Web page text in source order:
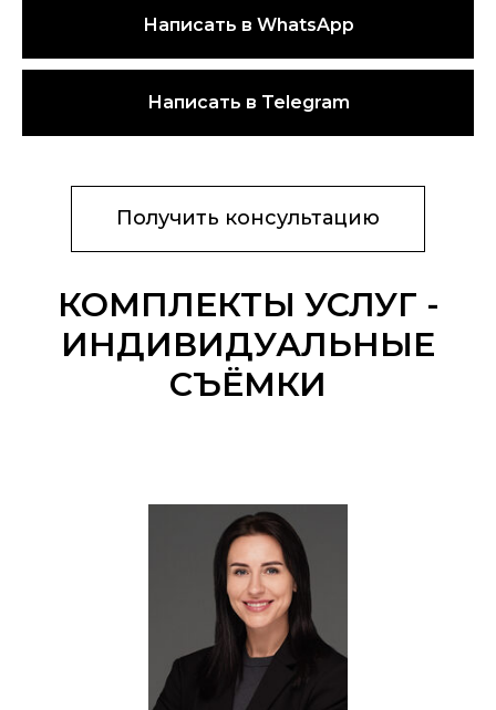
Написать в WhatsApp
Написать в Telegram
Получить консультацию
КОМПЛЕКТЫ УСЛУГ -
ИНДИВИДУАЛЬНЫЕ
СЪЁМКИ